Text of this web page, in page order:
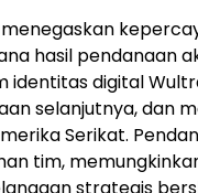
hasil pendanaan
identitas digital
selanjutnya, dan
Serikat.
tim,